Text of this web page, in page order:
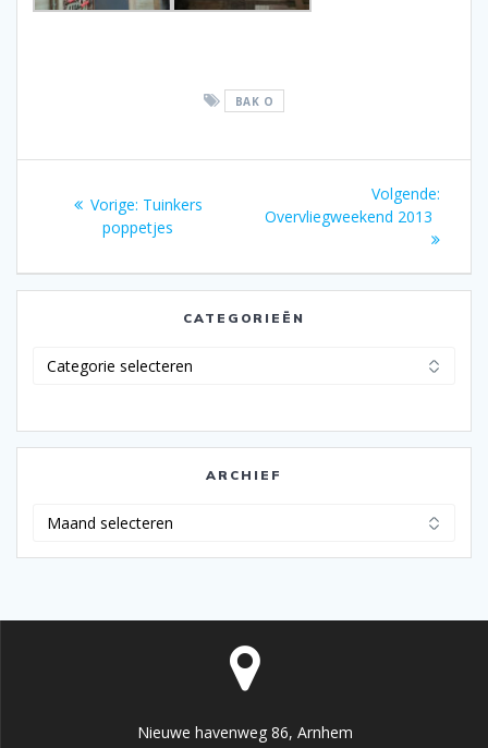
BAK O
navigatie
Vorige: Vorig
bericht:
Tuinkers
poppetjes
Volgende:
Overvliegweekend 2013
CATEGORIEËN
ARCHIEF
Nieuwe havenweg 86, Arnhem